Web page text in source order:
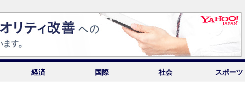
経済 国際 社会 スポーツ